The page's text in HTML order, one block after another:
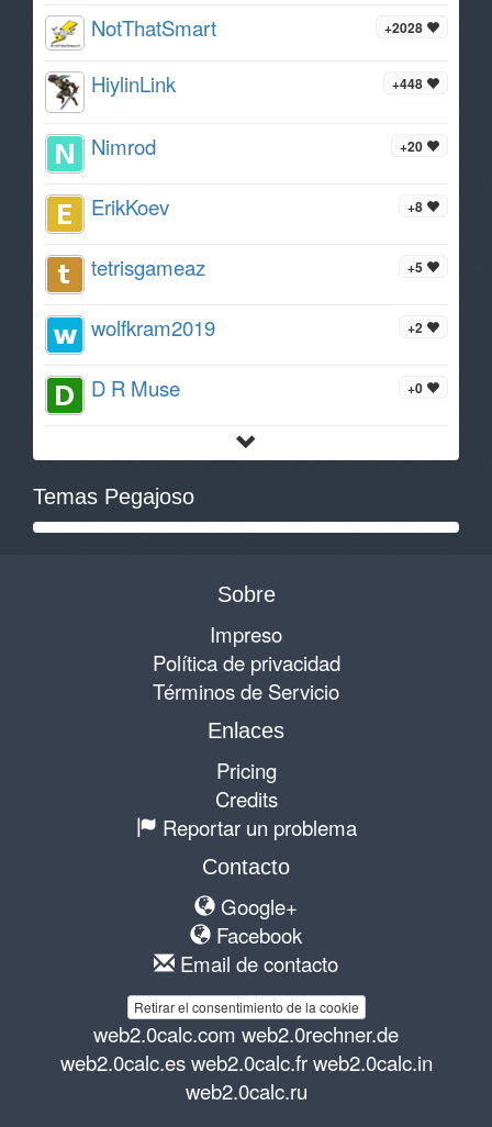
+2028
NotThatSmart
+448
HiylinLink
+20
Nimrod
+8
ErikKoev
+5
tetrisgameaz
+2
wolfkram2019
+0
D R Muse
Temas Pegajoso
Sobre
Impreso
Política de privacidad
Términos de Servicio
Enlaces
Pricing
Credits
Reportar un problema
Contacto
Google+
Facebook
Email de contacto
Retirar el consentimiento de la cookie
web2.0calc.com web2.0rechner.de
web2.0calc.es web2.0calc.fr web2.0calc.in
web2.0calc.ru